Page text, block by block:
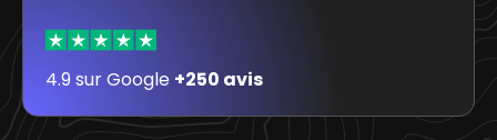
4.9 sur Google +250 avis